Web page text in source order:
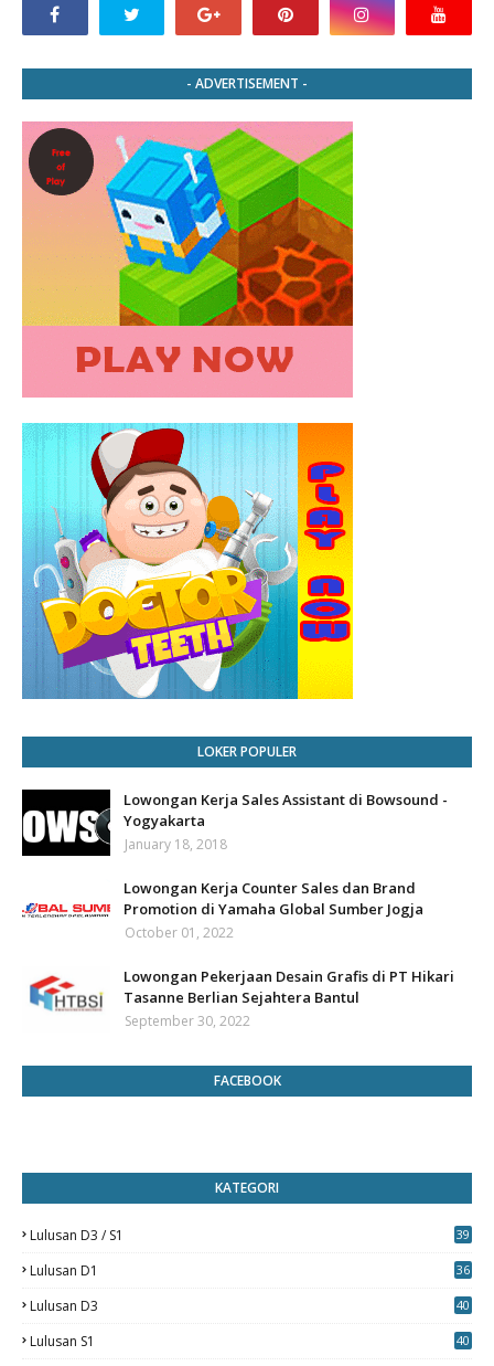
- ADVERTISEMENT -
LOKER POPULER
Lowongan Kerja Sales Assistant di Bowsound -
Yogyakarta
January 18, 2018
Lowongan Kerja Counter Sales dan Brand
Promotion di Yamaha Global Sumber Jogja
October 01, 2022
Lowongan Pekerjaan Desain Grafis di PT Hikari
Tasanne Berlian Sejahtera Bantul
September 30, 2022
FACEBOOK
KATEGORI
Lulusan D3 / S1
39
Lulusan D1 36
Lulusan D3
40
Lulusan S1
40